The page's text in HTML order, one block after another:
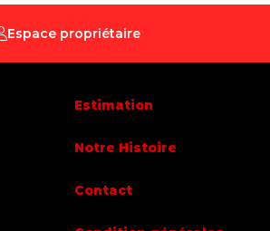
bain
Oui
01/10/2026
Espace propriétaire
Estimation
Notre Histoire
Contact